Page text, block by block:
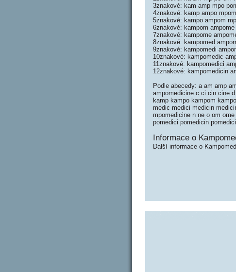
3znakové: kam amp mpo
4znakové: kamp ampo
5znakové: kampo ampom
6znakové: kampom
7znakové: kampome
8znakové: kampomed
9znakové: kampomedi
10znakové: kampomedic
11znakové: kampomedici
12znakové: kampomedicin
Podle abecedy: a am amp
ampomedicine c ci cin cine
kamp kampo kampom
medic medici medicin
mpomedicine n ne o om
pomedici pomedicin
Informace o
Další informace o